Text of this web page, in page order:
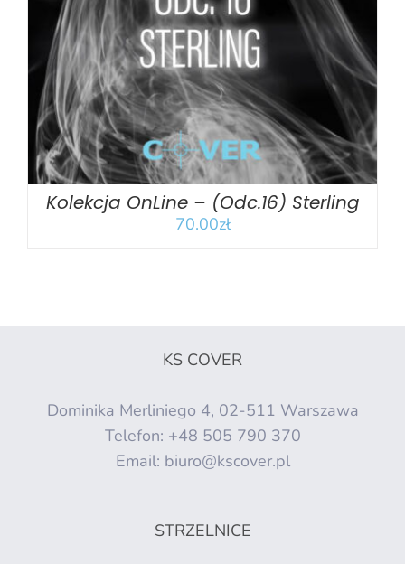
DODAJ DO KOSZYKA / SZCZEGÓŁY
Kolekcja OnLine – (Odc.16) Sterling
70.00zł
KS COVER
Dominika Merliniego 4, 02-511 Warszawa
Telefon: +48 505 790 370
Email: biuro@kscover.pl
STRZELNICE